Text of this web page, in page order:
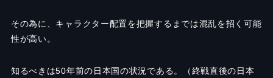
その為に、キャラクター配置を把握するまでは混乱を招く可能
性が高い。
知るべきは50年前の日本国の状況である。（終戦直後の日本